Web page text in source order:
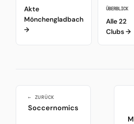
Akte
Mönchengladbach
→
ÜBERBLICK
Alle 22
Clubs →
← ZURÜCK
Soccernomics